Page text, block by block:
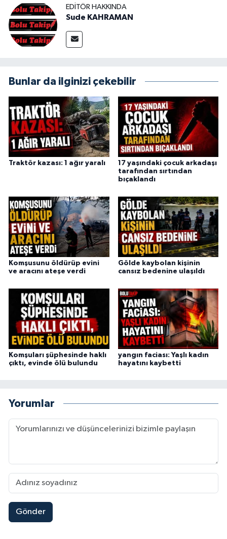
EDITÖR HAKKINDA
Sude KAHRAMAN
Bunlar da ilginizi çekebilir
Traktör kazası: 1 ağır yaralı
17 yaşındaki çocuk arkadaşı
tarafından sırtından
bıçaklandı
Komşusunu öldürüp evini
ve aracını ateşe verdi
Gölde kaybolan kişinin
cansız bedenine ulaşıldı
Komşuları şüphesinde haklı
çıktı, evinde ölü bulundu
yangın faciası: Yaşlı kadın
hayatını kaybetti
Yorumlar
Gönder